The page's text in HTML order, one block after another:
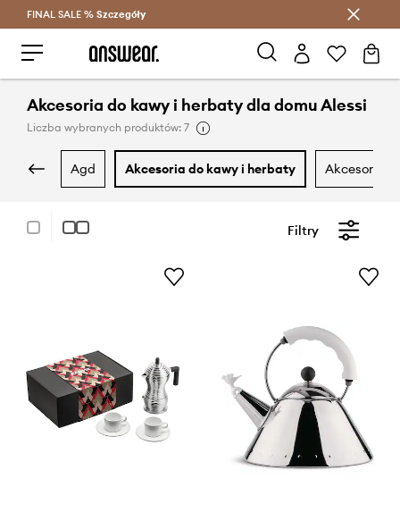
Oszczędzaj z Answear Club >
FINAL SALE % Szczegóły
Akcesoria do kawy i herbaty dla domu Alessi
Liczba wybranych produktów: 7
agd akcesoria do kawy i herbaty akcesoria
Filtry